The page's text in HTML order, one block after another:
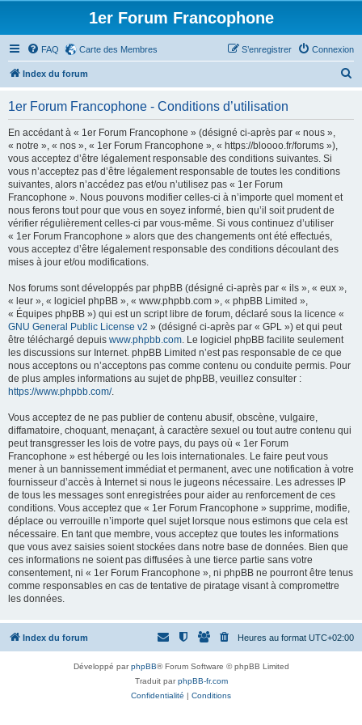
1er Forum Francophone
FAQ Carte des Membres Connexion
S’enregistrer
Index du forum
1er Forum Francophone - Conditions d’utilisation
En accédant à « 1er Forum Francophone » (désigné ci-après par « nous »,
« notre », « nos », « 1er Forum Francophone », « https://bloooo.fr/forums »),
vous acceptez d’être légalement responsable des conditions suivantes. Si
vous n’acceptez pas d’être légalement responsable de toutes les conditions
suivantes, alors n’accédez pas et/ou n’utilisez pas « 1er Forum
Francophone ». Nous pouvons modifier celles-ci à n’importe quel moment et
nous ferons tout pour que vous en soyez informé, bien qu’il soit prudent de
vérifier régulièrement celles-ci par vous-même. Si vous continuez d’utiliser
« 1er Forum Francophone » alors que des changements ont été effectués,
vous acceptez d’être légalement responsable des conditions découlant des
mises à jour et/ou modifications.
Nos forums sont développés par phpBB (désigné ci-après par « ils », « eux »,
« leur », « logiciel phpBB », « www.phpbb.com », « phpBB Limited »,
« Équipes phpBB ») qui est un script libre de forum, déclaré sous la licence «
GNU General Public License v2 » (désigné ci-après par « GPL ») et qui peut
être téléchargé depuis www.phpbb.com. Le logiciel phpBB facilite seulement
les discussions sur Internet. phpBB Limited n’est pas responsable de ce que
nous acceptons ou n’acceptons pas comme contenu ou conduite permis. Pour
de plus amples informations au sujet de phpBB, veuillez consulter :
https://www.phpbb.com/.
Vous acceptez de ne pas publier de contenu abusif, obscène, vulgaire,
diffamatoire, choquant, menaçant, à caractère sexuel ou tout autre contenu qui
peut transgresser les lois de votre pays, du pays où « 1er Forum
Francophone » est hébergé ou les lois internationales. Le faire peut vous
mener à un bannissement immédiat et permanent, avec une notification à votre
fournisseur d’accès à Internet si nous le jugeons nécessaire. Les adresses IP
de tous les messages sont enregistrées pour aider au renforcement de ces
conditions. Vous acceptez que « 1er Forum Francophone » supprime, modifie,
déplace ou verrouille n’importe quel sujet lorsque nous estimons que cela est
nécessaire. En tant que membre, vous acceptez que toutes les informations
que vous avez saisies soient stockées dans notre base de données. Bien que
ces informations ne soient pas diffusées à une tierce partie sans votre
consentement, ni « 1er Forum Francophone », ni phpBB ne pourront être tenus
comme responsables en cas de tentative de piratage visant à compromettre
les données.
Index du forum Heures au format UTC+02:00
Développé parphpBB® Forum Software © phpBB Limited
Traduit parphpBB-fr.com
Confidentialité | Conditions